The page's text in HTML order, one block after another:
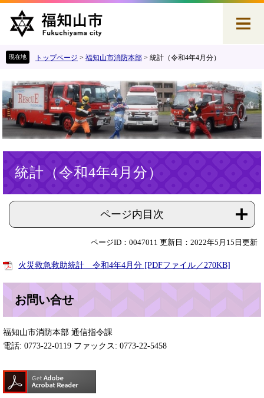
す
。
し
て
本
文
トップページ > 福知山市消防本部 > 統計（令和4年4月分）
統計（令和4年4月分）
ページ内目次
ページID：0047011 更新日：2022年5月15日更新
火災救急救助統計 令和4年4月分 [PDFファイル／270KB]
お問い合せ
福知山市消防本部 通信指令課
電話: 0773-22-0119 ファックス: 0773-22-5458